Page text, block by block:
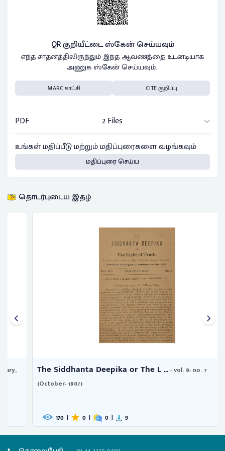
QR குறியீட்டை ஸ்கேன் செய்யவும்
எந்த சாதனத்திலிருந்தும் இந்த ஆவணத்தை உடனடியாக
அணுக ஸ்கேன் செய்யவும்..
MARC காட்சி CITE குறிப்பு
PDF
2 Files
உங்கள் மதிப்பீடு மற்றும் மதிப்புரைகளை வழங்கவும்
மதிப்புரை செய்ய
தொடர்புடைய இதழ்
The Siddhanta Deepika or The L ...- vol. 8- no. 7
(October- 1907)
| 0 0 9